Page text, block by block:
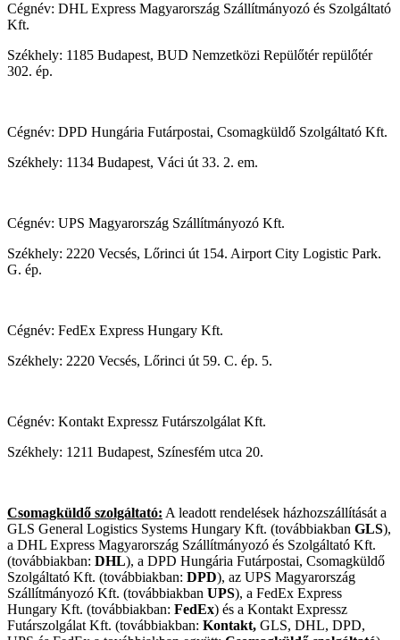
Cégnév: DHL Express Magyarország Szállítmányozó és Szolgáltató
Kft.
Székhely: 1185 Budapest, BUD Nemzetközi Repülőtér repülőtér
302. ép.
Cégnév: DPD Hungária Futárpostai, Csomagküldő Szolgáltató Kft.
Székhely: 1134 Budapest, Váci út 33. 2. em.
Cégnév: UPS Magyarország Szállítmányozó Kft.
Székhely: 2220 Vecsés, Lőrinci út 154. Airport City Logistic Park.
G. ép.
Cégnév: FedEx Express Hungary Kft.
Székhely: 2220 Vecsés, Lőrinci út 59. C. ép. 5.
Cégnév: Kontakt Expressz Futárszolgálat Kft.
Székhely: 1211 Budapest, Színesfém utca 20.
Csomagküldő szolgáltató: A leadott rendelések házhozszállítását a
GLS General Logistics Systems Hungary Kft. (továbbiakban GLS),
a DHL Express Magyarország Szállítmányozó és Szolgáltató Kft.
(továbbiakban: DHL), a DPD Hungária Futárpostai, Csomagküldő
Szolgáltató Kft. (továbbiakban: DPD), az UPS Magyarország
Szállítmányozó Kft. (továbbiakban UPS), a FedEx Express
Hungary Kft. (továbbiakban: FedEx) és a Kontakt Expressz
Futárszolgálat Kft. (továbbiakban: Kontakt, GLS, DHL, DPD,